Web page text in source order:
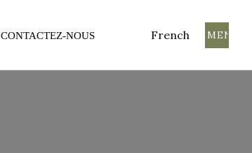
CONTACTEZ-NOUS French